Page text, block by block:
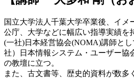
国立大学法人千葉大学卒業後、イ
公庁、大学などに幅広い指導実績を
(一社)日本経営協会(NOMA)講師と
社）日本情報システム・ユーザー協
の教壇に立つ。
また、古文書等、歴史的資料が数多